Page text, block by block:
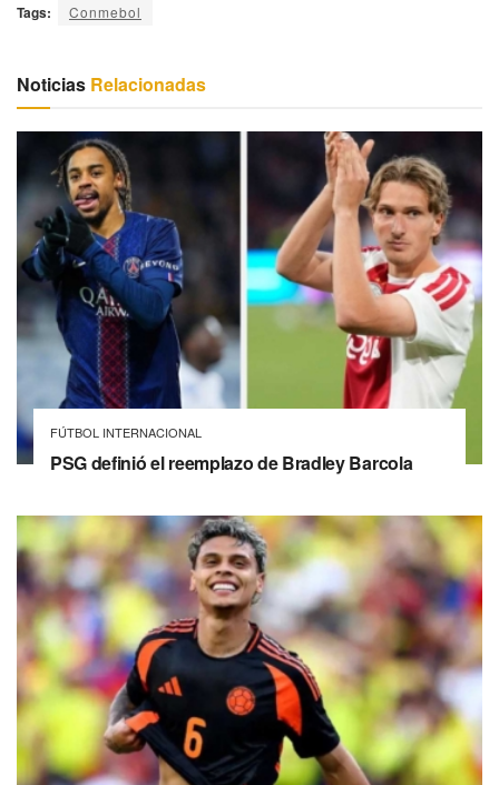
Tags: Conmebol
Noticias Relacionadas
FÚTBOL INTERNACIONAL
PSG definió el reemplazo de Bradley Barcola